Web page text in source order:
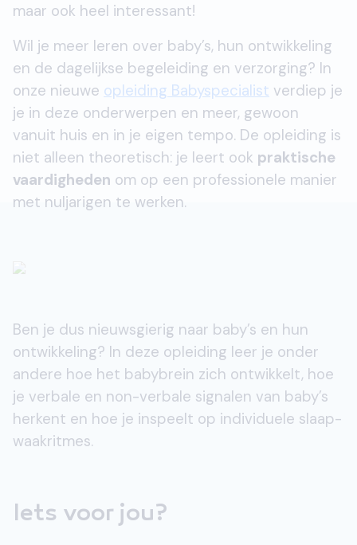
maar ook heel interessant!
Wil je meer leren over baby’s, hun ontwikkeling
en de dagelijkse begeleiding en verzorging? In
onze nieuwe opleiding Babyspecialist verdiep je
je in deze onderwerpen en meer, gewoon
vanuit huis en in je eigen tempo. De opleiding is
niet alleen theoretisch: je leert ook praktische
vaardigheden om op een professionele manier
met nuljarigen te werken.
Ben je dus nieuwsgierig naar baby’s en hun
ontwikkeling? In deze opleiding leer je onder
andere hoe het babybrein zich ontwikkelt, hoe
je verbale en non-verbale signalen van baby’s
herkent en hoe je inspeelt op individuele slaap-
waakritmes.
Iets voor jou?